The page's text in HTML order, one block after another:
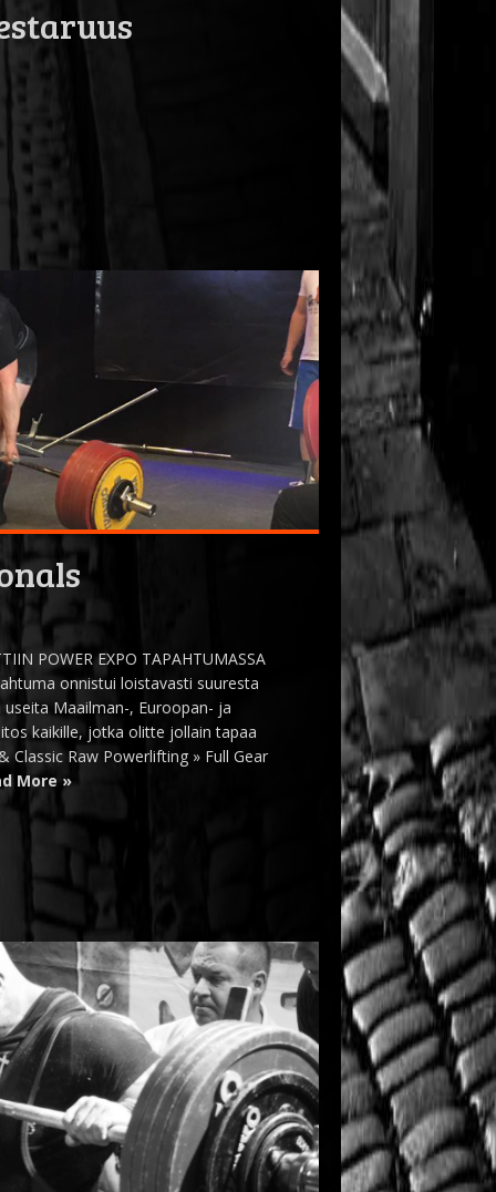
POWER EXPO TAPAHTUMASSA
onnistui loistavasti suuresta
Maailman-, Euroopan- ja
kaikille, jotka olitte jollain tapaa
Classic Raw Powerlifting » Full Gear
More »